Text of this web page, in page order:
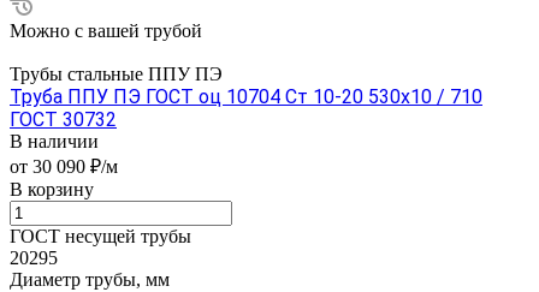
Можно с вашей трубой
Трубы стальные ППУ ПЭ
Труба ППУ ПЭ ГОСТ оц 10704 Ст 10-20 530x10 / 710
ГОСТ 30732
В наличии
от 30 090 ₽/м
В корзину
ГОСТ несущей трубы
20295
Диаметр трубы, мм